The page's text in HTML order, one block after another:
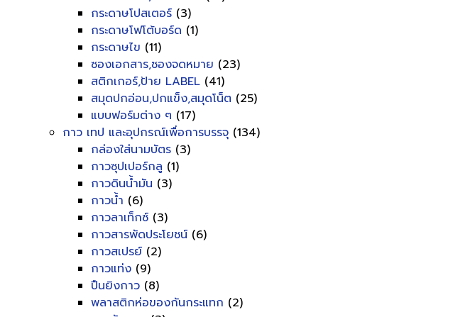
กระดาษโปสเตอร์ (3)
กระดาษโฟโต้บอร์ด (1)
กระดาษไข (11)
ซองเอกสาร,ซองจดหมาย (23)
สติกเกอร์,ป้าย LABEL (41)
สมุดปกอ่อน,ปกแข็ง,สมุดโน็ต (25)
แบบฟอร์มต่าง ๆ (17)
กาว เทป และอุปกรณ์เพื่อการบรรจุ (134)
กล่องใส่นามบัตร (3)
กาวซุปเปอร์กลู (1)
กาวดินน้ำมัน (3)
กาวน้ำ (6)
กาวลาเท็กซ์ (3)
กาวสารพัดประโยชน์ (6)
กาวสเปรย์ (2)
กาวแท่ง (9)
ปืนยิงกาว (8)
พลาสติกห่อของกันกระแทก (2)